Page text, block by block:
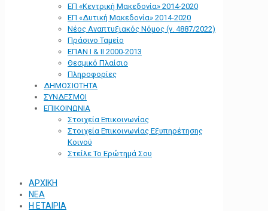
ΕΠ «Kεντρική Μακεδονία» 2014-2020
ΕΠ «Δυτική Μακεδονία» 2014-2020
Νέος Αναπτυξιακός Νόμος (ν. 4887/2022)
Πράσινο Ταμείο
ΕΠΑΝ Ι & ΙΙ 2000-2013
Θεσμικό Πλαίσιο
Πληροφορίες
ΔΗΜΟΣΙΟΤΗΤΑ
ΣΥΝΔΕΣΜΟΙ
ΕΠΙΚΟΙΝΩΝΙΑ
Στοιχεία Επικοινωνίας
Στοιχεία Επικοινωνίας Εξυπηρέτησης
Κοινού
Στείλε Το Ερώτημά Σου
ΑΡΧΙΚΗ
ΝΕΑ
Η ΕΤΑΙΡΙΑ